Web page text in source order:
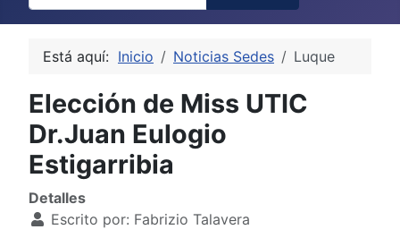
Type 2 or more characters for results.
Está aquí: Inicio Noticias Sedes Luque
Elección de Miss UTIC
Dr.Juan Eulogio
Estigarribia
Detalles
Escrito por: Fabrizio Talavera